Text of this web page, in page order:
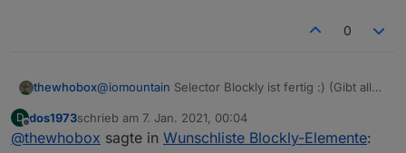
0
thewhobox@iomountain Selector Blockly ist fertig :) (Gibt alle
D
Offline
dos1973schrieb am 7. Jan. 2021, 00:04
zuletzt editiert von
@thewhobox sagte in Wunschliste Blockly-Elemente: